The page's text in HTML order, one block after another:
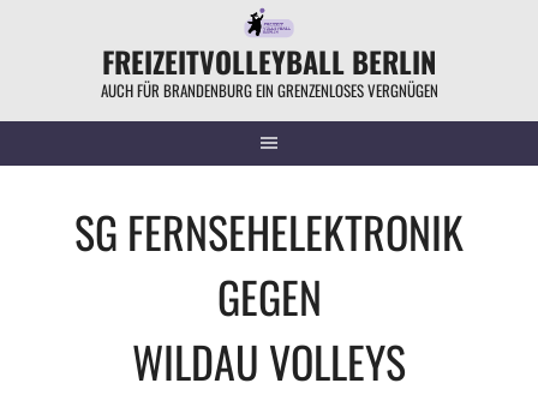
FREIZEITVOLLEYBALL BERLIN
AUCH FÜR BRANDENBURG EIN GRENZENLOSES VERGNÜGEN
SG FERNSEHELEKTRONIK
GEGEN
WILDAU VOLLEYS